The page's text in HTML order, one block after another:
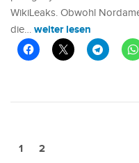
WikiLeaks. Obwohl
die… weiter lesen
1 2